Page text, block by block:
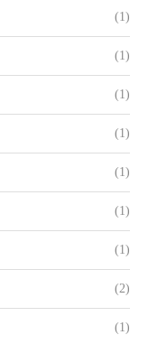
(1)
(1)
(1)
(1)
(1)
(1)
(1)
(2)
(1)